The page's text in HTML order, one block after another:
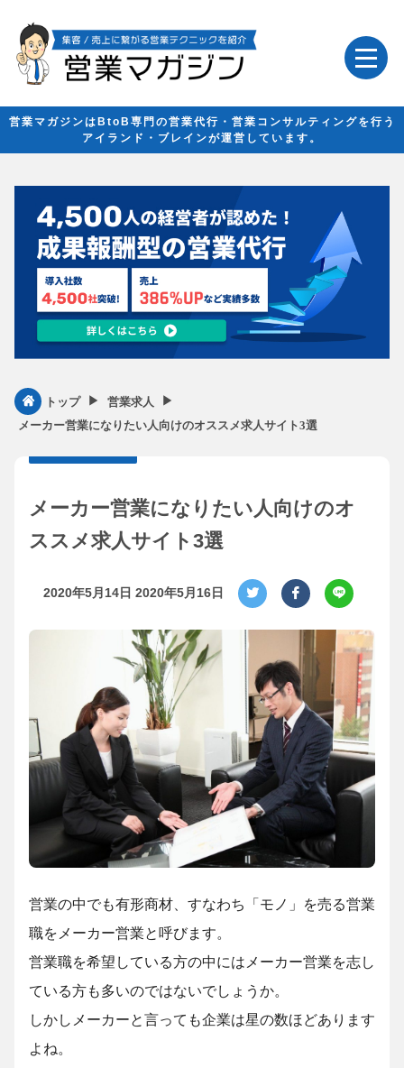
営業マガジンはBtoB専門の営業代行・営業コンサルティングを行う
アイランド・ブレインが運営しています。
トップ ▶︎ 営業求人 ▶︎
メーカー営業になりたい人向けのオススメ求人サイト3選
メーカー営業になりたい人向けのオ
ススメ求人サイト3選
2020年5月14日 2020年5月16日
営業の中でも有形商材、すなわち「モノ」を売る営業
職をメーカー営業と呼びます。
営業職を希望している方の中にはメーカー営業を志し
ている方も多いのではないでしょうか。
しかしメーカーと言っても企業は星の数ほどあります
よね。